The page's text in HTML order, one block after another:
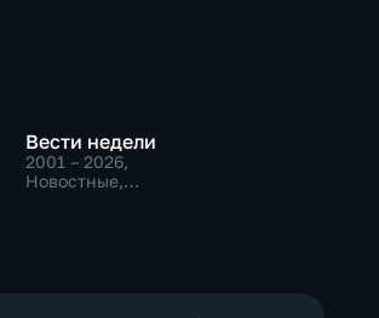
Вести недели
2001 – 2026,
Новостные,